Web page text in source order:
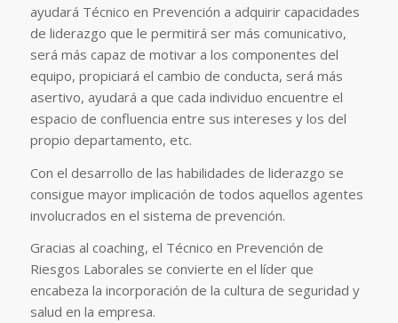
ayudará Técnico en Prevención a adquirir capacidades
de liderazgo que le permitirá ser más comunicativo,
será más capaz de motivar a los componentes del
equipo, propiciará el cambio de conducta, será más
asertivo, ayudará a que cada individuo encuentre el
espacio de confluencia entre sus intereses y los del
propio departamento, etc.
Con el desarrollo de las habilidades de liderazgo se
consigue mayor implicación de todos aquellos agentes
involucrados en el sistema de prevención.
Gracias al coaching, el Técnico en Prevención de
Riesgos Laborales se convierte en el líder que
encabeza la incorporación de la cultura de seguridad y
salud en la empresa.